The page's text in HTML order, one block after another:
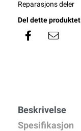
Reparasjons deler
Del dette produktet
Beskrivelse
Spesifikasjon